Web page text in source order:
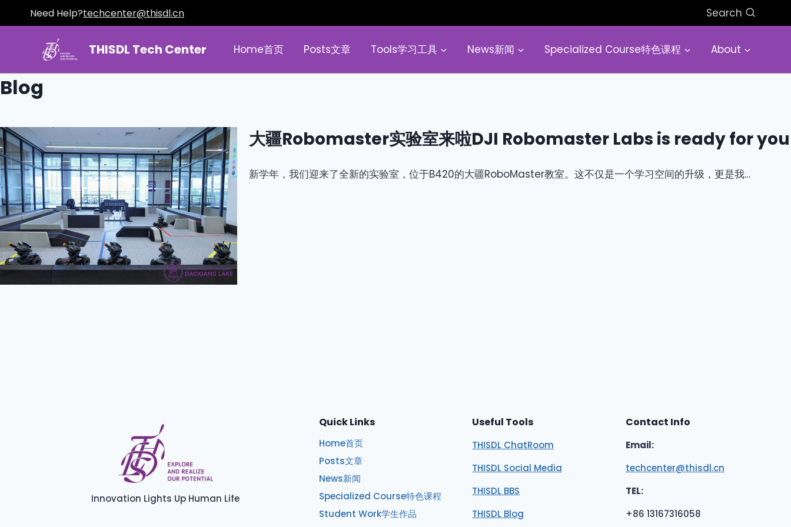
Need Help?techcenter@thisdl.cn Search
THISDL Tech Center Home首页 Posts文章 Tools学习工具 News新闻 Specialized Course特色课程 About
Blog
大疆Robomaster实验室来啦DJI Robomaster Labs is ready for you
新学年，我们迎来了全新的实验室，位于B420的大疆RoboMaster教室。这不仅是一个学习空间的升级，更是我…
Innovation Lights Up Human Life
Quick Links
Home首页
Posts文章
News新闻
Specialized Course特色课程
Student Work学生作品
Useful Tools
THISDL ChatRoom
THISDL Social Media
THISDL BBS
THISDL Blog
Contact Info
Email:
techcenter@thisdl.cn
TEL:
+86 13167316058